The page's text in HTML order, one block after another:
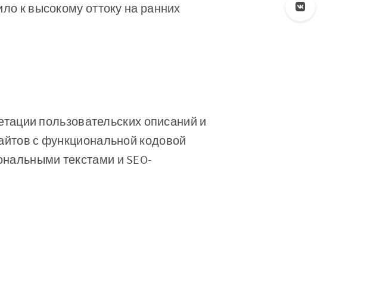
к высокому оттоку на ранних
пользовательских описаний и
с функциональной кодовой
текстами и SEO-